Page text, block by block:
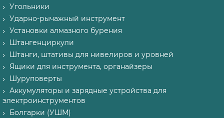
Угольники
Ударно-рычажный инструмент
Установки алмазного бурения
Штангенциркули
Штанги, штативы для нивелиров и уровней
Ящики для инструмента, органайзеры
Шуруповерты
Аккумуляторы и зарядные устройства для
электроинструментов
Болгарки (УШМ)